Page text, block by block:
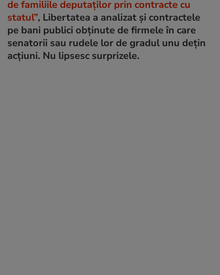
de familiile deputaților prin contracte cu
statul”, Libertatea a analizat și contractele
pe bani publici obținute de firmele în care
senatorii sau rudele lor de gradul unu dețin
acțiuni. Nu lipsesc surprizele.